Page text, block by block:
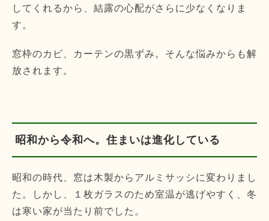
してくれるから、結露の心配がさらに少なくなりま
す。
窓枠のカビ、カーテンの黒ずみ。そんな悩みからも解
放されます。
昭和から令和へ。住まいは進化している
昭和の時代、窓は木製からアルミサッシに変わりまし
た。しかし、１枚ガラスのため室温が逃げやすく、冬
は寒い家が当たり前でした。